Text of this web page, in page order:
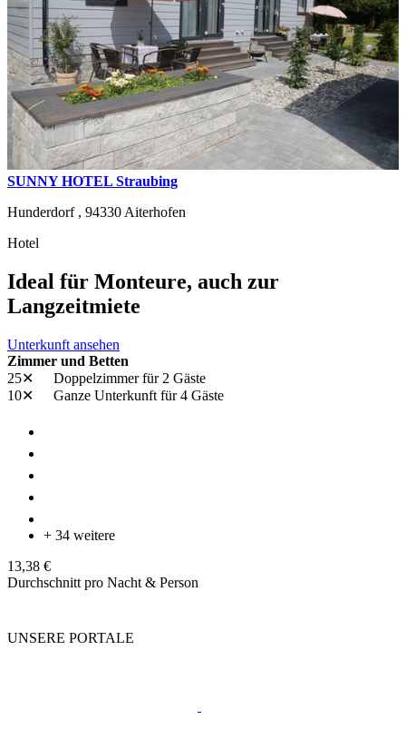
SUNNY HOTEL Straubing
Hunderdorf , 94330 Aiterhofen
Hotel
Ideal für Monteure, auch zur
Langzeitmiete
Unterkunft ansehen
Zimmer und Betten
25✕
Doppelzimmerfür 2 Gäste
10✕
Ganze Unterkunft für 4 Gäste
+ 34 weitere
13,38 €
Durchschnitt pro Nacht & Person
UNSERE PORTALE